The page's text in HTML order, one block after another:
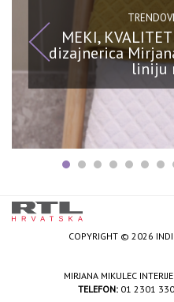
MEKI,
dizajnerica
liniju
COPYRIGHT © 2026
MIRJANA MIKULEC
TELEFON: 01 2301 330